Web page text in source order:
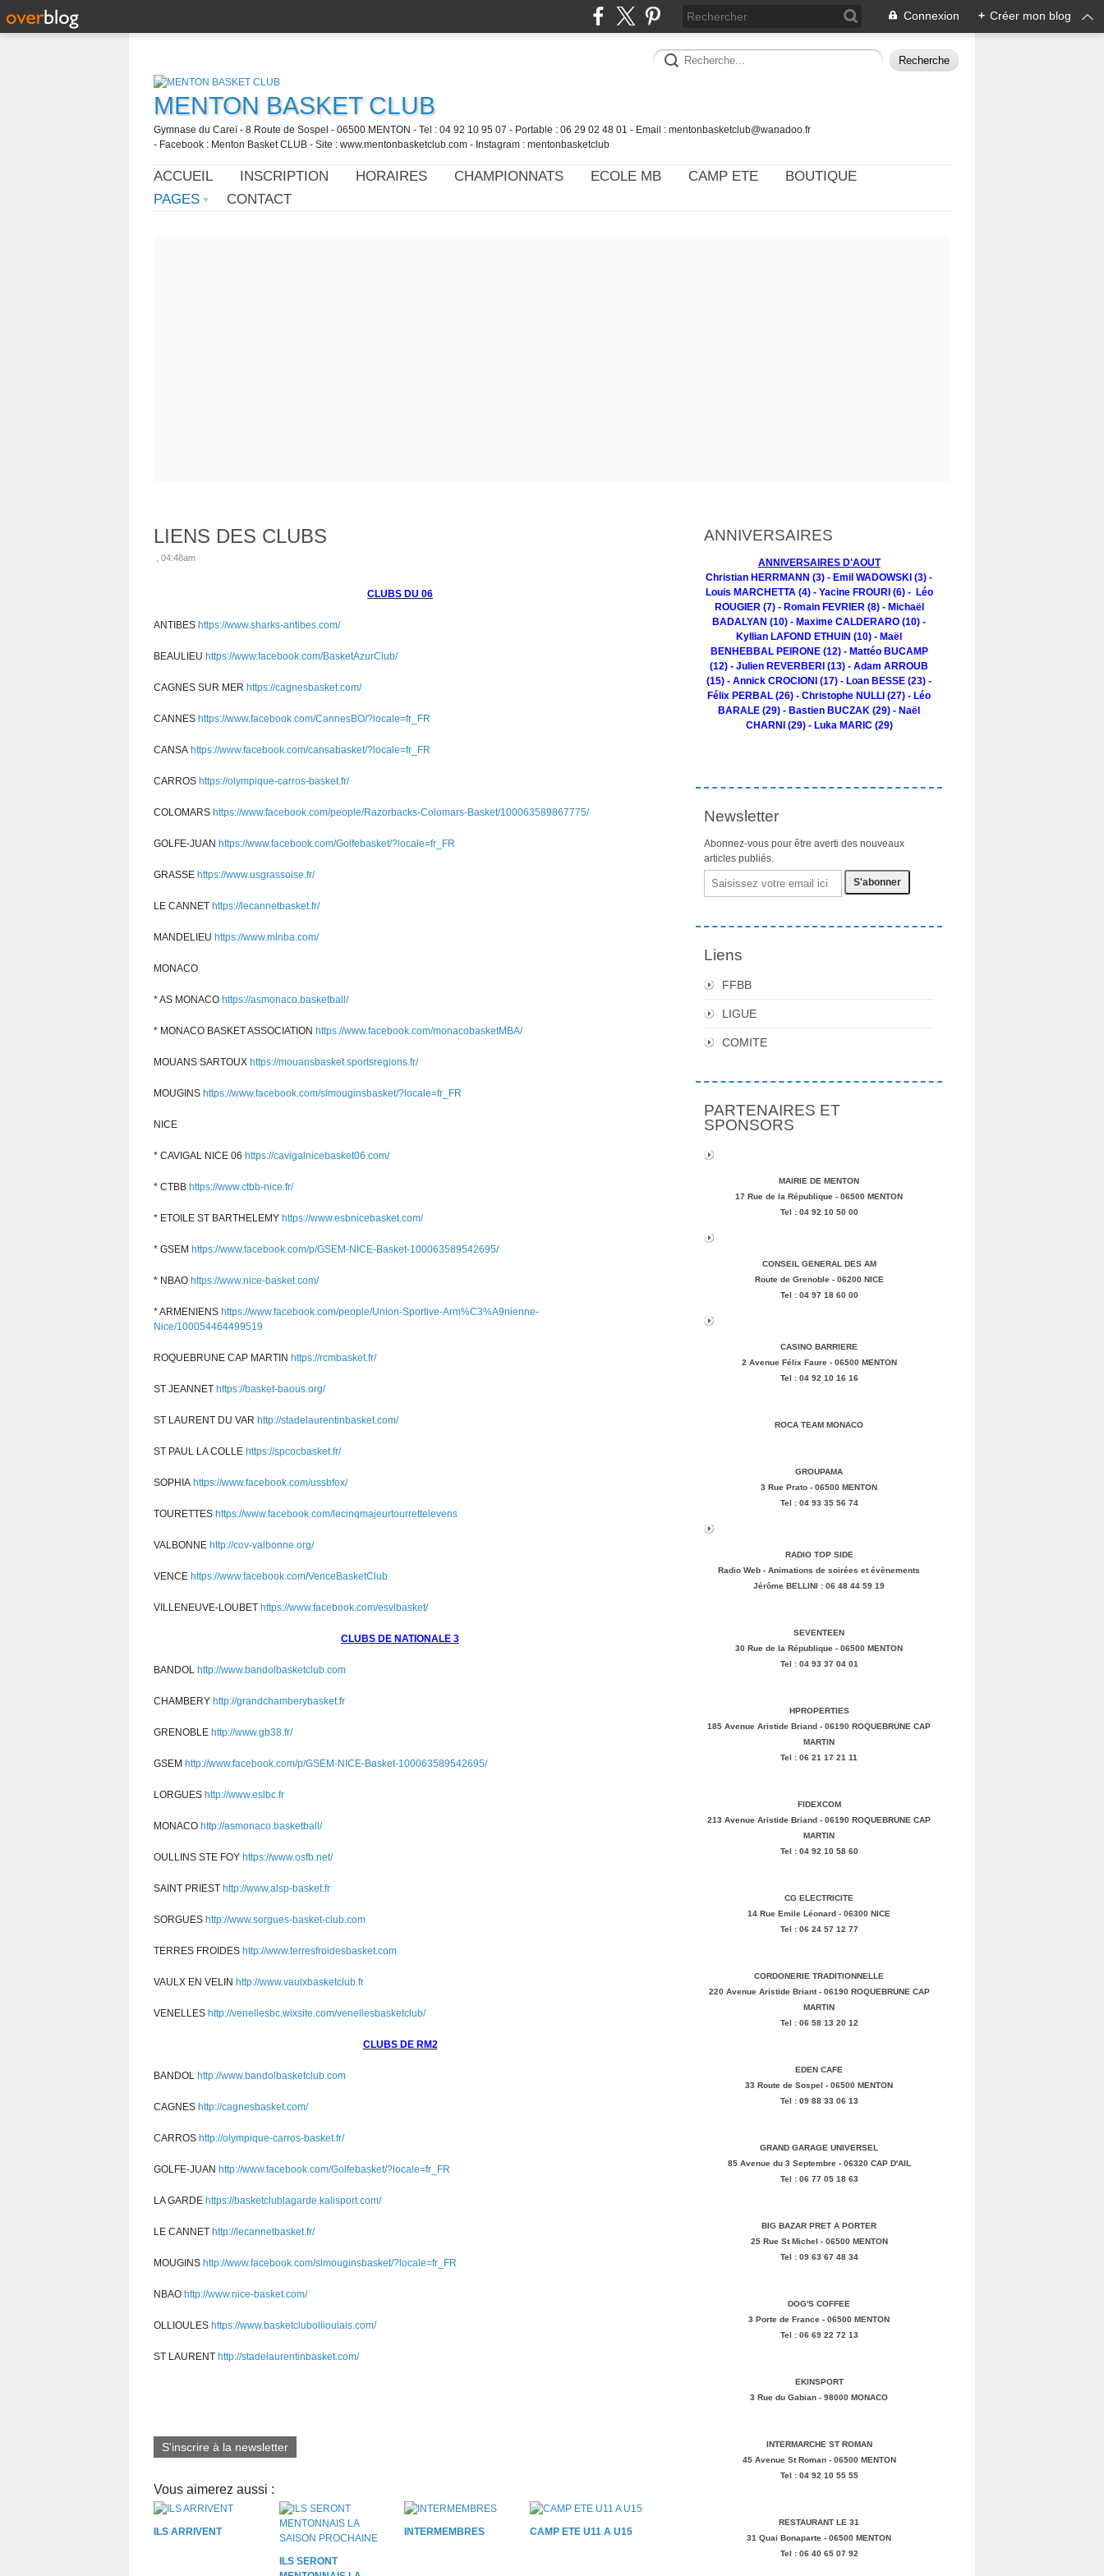
Connexion + Créer mon blog
MENTON BASKET CLUB
Gymnase du Careï - 8 Route de Sospel - 06500 MENTON - Tel : 04 92 10 95 07 - Portable : 06 29 02 48 01 - Email : mentonbasketclub@wanadoo.fr
- Facebook : Menton Basket CLUB - Site : www.mentonbasketclub.com - Instagram : mentonbasketclub
ACCUEIL INSCRIPTION HORAIRES CHAMPIONNATS ECOLE MB CAMP ETE
BOUTIQUE
PAGES
CONTACT
LIENS DES CLUBS
, 04:48am
CLUBS DU 06
ANTIBES https://www.sharks-antibes.com/
BEAULIEU https://www.facebook.com/BasketAzurClub/
CAGNES SUR MER https://cagnesbasket.com/
CANNES https://www.facebook.com/CannesBO/?locale=fr_FR
CANSA https://www.facebook.com/cansabasket/?locale=fr_FR
CARROS https://olympique-carros-basket.fr/
COLOMARS https://www.facebook.com/people/Razorbacks-Colomars-Basket/100063589867775/
GOLFE-JUAN https://www.facebook.com/Golfebasket/?locale=fr_FR
GRASSE https://www.usgrassoise.fr/
LE CANNET https://lecannetbasket.fr/
MANDELIEU https://www.mlnba.com/
MONACO
* AS MONACO https://asmonaco.basketball/
* MONACO BASKET ASSOCIATION https://www.facebook.com/monacobasketMBA/
MOUANS SARTOUX https://mouansbasket.sportsregions.fr/
MOUGINS https://www.facebook.com/slmouginsbasket/?locale=fr_FR
NICE
* CAVIGAL NICE 06 https://cavigalnicebasket06.com/
* CTBB https://www.ctbb-nice.fr/
* ETOILE ST BARTHELEMY https://www.esbnicebasket.com/
* GSEM https://www.facebook.com/p/GSEM-NICE-Basket-100063589542695/
* NBAO https://www.nice-basket.com/
* ARMENIENS https://www.facebook.com/people/Union-Sportive-Arm%C3%A9nienne-
Nice/100054464499519
ROQUEBRUNE CAP MARTIN https://rcmbasket.fr/
ST JEANNET https://basket-baous.org/
ST LAURENT DU VAR http://stadelaurentinbasket.com/
ST PAUL LA COLLE https://spcocbasket.fr/
SOPHIA https://www.facebook.com/ussbfox/
TOURETTES https://www.facebook.com/lecinqmajeurtourrettelevens
VALBONNE http://cov-valbonne.org/
VENCE https://www.facebook.com/VenceBasketClub
VILLENEUVE-LOUBET https://www.facebook.com/esvlbasket/
CLUBS DE NATIONALE 3
BANDOL http://www.bandolbasketclub.com
CHAMBERY http://grandchamberybasket.fr
GRENOBLE http://www.gb38.fr/
GSEM http://www.facebook.com/p/GSEM-NICE-Basket-100063589542695/
LORGUES http://www.eslbc.fr
MONACO http://asmonaco.basketball/
OULLINS STE FOY https://www.osfb.net/
SAINT PRIEST http://www.alsp-basket.fr
SORGUES http://www.sorgues-basket-club.com
TERRES FROIDES http://www.terresfroidesbasket.com
VAULX EN VELIN http://www.vaulxbasketclub.fr
VENELLES http://venellesbc.wixsite.com/venellesbasketclub/
CLUBS DE RM2
BANDOL http://www.bandolbasketclub.com
CAGNES http://cagnesbasket.com/
CARROS http://olympique-carros-basket.fr/
GOLFE-JUAN http://www.facebook.com/Golfebasket/?locale=fr_FR
LA GARDE https://basketclublagarde.kalisport.com/
LE CANNET http://lecannetbasket.fr/
MOUGINS http://www.facebook.com/slmouginsbasket/?locale=fr_FR
NBAO http://www.nice-basket.com/
OLLIOULES https://www.basketclubollioulais.com/
ST LAURENT http://stadelaurentinbasket.com/
S'inscrire à la newsletter
Vous aimerez aussi :
ILS ARRIVENT
ILS SERONT
INTERMEMBRES CAMP ETE U11 A U15
ANNIVERSAIRES
ANNIVERSAIRES D'AOUT
Christian HERRMANN (3) - Emil WADOWSKI (3) -
Louis MARCHETTA (4) - Yacine FROURI (6) - Léo
ROUGIER (7) - Romain FEVRIER (8) - Michaël
BADALYAN (10) - Maxime CALDERARO (10) -
Kyllian LAFOND ETHUIN (10) - Maël
BENHEBBAL PEIRONE (12) - Mattéo BUCAMP
(12) - Julien REVERBERI (13) - Adam ARROUB
(15) - Annick CROCIONI (17) - Loan BESSE (23) -
Félix PERBAL (26) - Christophe NULLI (27) - Léo
BARALE (29) - Bastien BUCZAK (29) - Naël
CHARNI (29) - Luka MARIC (29)
Newsletter
Abonnez-vous pour être averti des nouveaux
articles publiés.
Email
Liens
FFBB
LIGUE
COMITE
PARTENAIRES ET
SPONSORS
MAIRIE DE MENTON
17 Rue de la République - 06500 MENTON
Tel : 04 92 10 50 00
CONSEIL GENERAL DES AM
Route de Grenoble - 06200 NICE
Tel : 04 97 18 60 00
CASINO BARRIERE
2 Avenue Félix Faure - 06500 MENTON
Tel : 04 92 10 16 16
ROCA TEAM MONACO
GROUPAMA
3 Rue Prato - 06500 MENTON
Tel : 04 93 35 56 74
RADIO TOP SIDE
Radio Web - Animations de soirées et évènements
Jérôme BELLINI : 06 48 44 59 19
SEVENTEEN
30 Rue de la République - 06500 MENTON
Tel : 04 93 37 04 01
HPROPERTIES
185 Avenue Aristide Briand - 06190 ROQUEBRUNE CAP
MARTIN
Tel : 06 21 17 21 11
FIDEXCOM
213 Avenue Aristide Briand - 06190 ROQUEBRUNE CAP
MARTIN
Tel : 04 92 10 58 60
CG ELECTRICITE
14 Rue Emile Léonard - 06300 NICE
Tel : 06 24 57 12 77
CORDONERIE TRADITIONNELLE
220 Avenue Aristide Briant - 06190 ROQUEBRUNE CAP
MARTIN
Tel : 06 58 13 20 12
EDEN CAFE
33 Route de Sospel - 06500 MENTON
Tel : 09 88 33 06 13
GRAND GARAGE UNIVERSEL
85 Avenue du 3 Septembre - 06320 CAP D'AIL
Tel : 06 77 05 18 63
BIG BAZAR PRET A PORTER
25 Rue St Michel - 06500 MENTON
Tel : 09 63 67 48 34
DOG'S COFFEE
3 Porte de France - 06500 MENTON
Tel : 06 69 22 72 13
EKINSPORT
3 Rue du Gabian - 98000 MONACO
INTERMARCHE ST ROMAN
45 Avenue St Roman - 06500 MENTON
Tel : 04 92 10 55 55
RESTAURANT LE 31
31 Quai Bonaparte - 06500 MENTON
Tel : 06 40 65 07 92